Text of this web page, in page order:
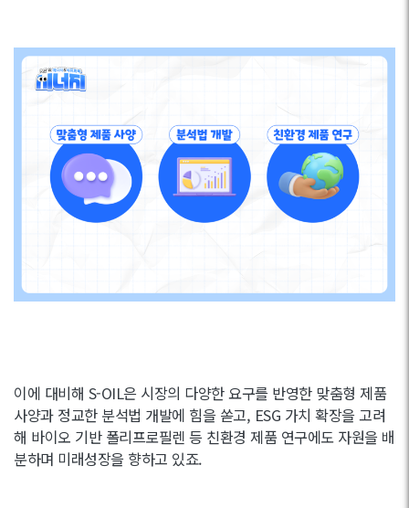
이에 대비해 S-OIL은 시장의 다양한 요구를 반영한 맞춤형 제품
사양과 정교한 분석법 개발에 힘을 쏟고, ESG 가치 확장을 고려
해 바이오 기반 폴리프로필렌 등 친환경 제품 연구에도 자원을 배
분하며 미래성장을 향하고 있죠.